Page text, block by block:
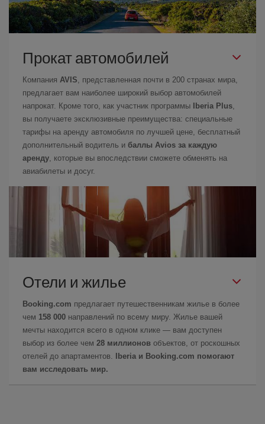
Прокат автомобилей
Компания AVIS, представленная почти в 200 странах мира,
предлагает вам наиболее широкий выбор автомобилей
напрокат. Кроме того, как участник программы
Iberia Plus,
вы получаете эксклюзивные преимущества: специальные
тарифы на аренду автомобиля по лучшей цене, бесплатный
дополнительный водитель и баллы Avios за каждую
аренду, которые вы впоследствии сможете обменять на
авиабилеты и досуг.
Отели и жилье
Booking.com предлагает путешественникам жилье в более
чем 158 000 направлений по всему миру. Жилье вашей
мечты находится всего в одном клике — вам доступен
выбор из более чем 28 миллионов объектов, от роскошных
отелей до апартаментов.
Iberia и Booking.com помогают
вам исследовать мир.